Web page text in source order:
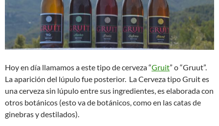
Hoy en día llamamos a este tipo de cerveza “Gruit” o “Gruut”.
La aparición del lúpulo fue posterior. La Cerveza tipo Gruit es
una cerveza sin lúpulo entre sus ingredientes, es elaborada con
otros botánicos (esto va de botánicos, como en las catas de
ginebras y destilados).